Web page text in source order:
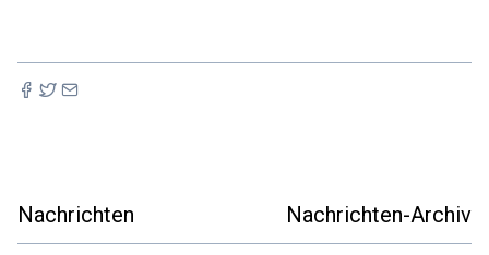
Nachrichten Nachrichten-Archiv